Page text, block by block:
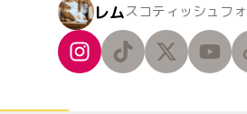
レムスコティッシュフ